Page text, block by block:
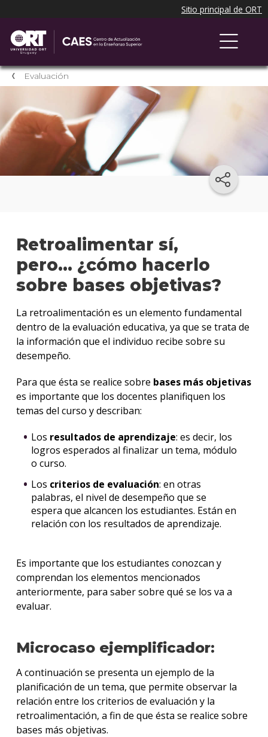
Evaluación
Retroalimentar sí,
pero... ¿cómo hacerlo
sobre bases objetivas?
La retroalimentación es un elemento fundamental
dentro de la evaluación educativa, ya que se trata de
la información que el individuo recibe sobre su
desempeño.
Para que ésta se realice sobre bases más objetivas
es importante que los docentes planifiquen los
temas del curso y describan:
Los resultados de aprendizaje: es decir, los
logros esperados al finalizar un tema, módulo
o curso.
Los criterios de evaluación: en otras
palabras, el nivel de desempeño que se
espera que alcancen los estudiantes. Están en
relación con los resultados de aprendizaje.
Es importante que los estudiantes conozcan y
comprendan los elementos mencionados
anteriormente, para saber sobre qué se los va a
evaluar.
Microcaso ejemplificador:
A continuación se presenta un ejemplo de la
planificación de un tema, que permite observar la
relación entre los criterios de evaluación y la
retroalimentación, a fin de que ésta se realice sobre
bases más objetivas.